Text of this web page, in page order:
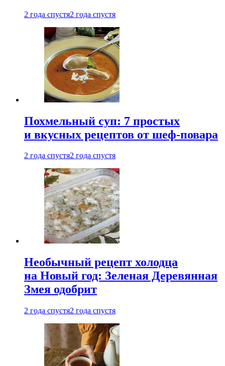
2 года спустя2 года спустя
Похмельный суп: 7 простых
и вкусных рецептов от шеф-повара
2 года спустя2 года спустя
Необычный рецепт холодца
на Новый год: Зеленая Деревянная
Змея одобрит
2 года спустя2 года спустя